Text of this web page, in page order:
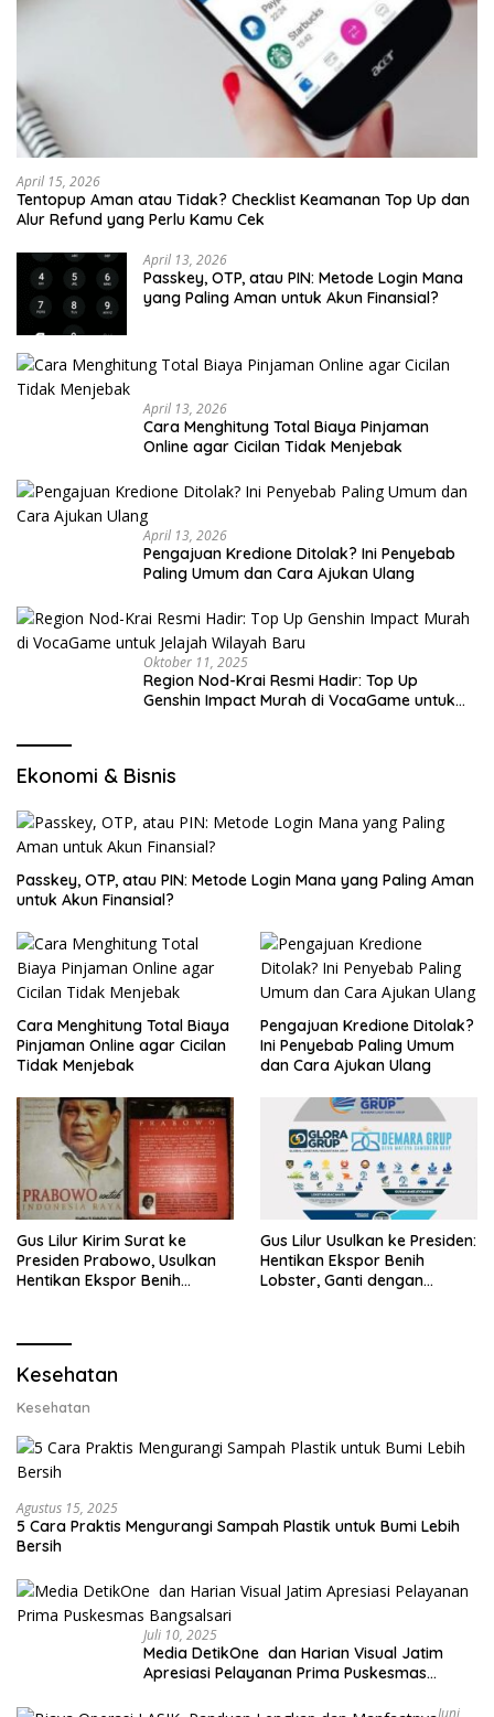
April 15, 2026
Tentopup Aman atau Tidak? Checklist Keamanan Top Up dan
Alur Refund yang Perlu Kamu Cek
April 13, 2026
Passkey, OTP, atau PIN: Metode Login Mana
yang Paling Aman untuk Akun Finansial?
April 13, 2026
Cara Menghitung Total Biaya Pinjaman
Online agar Cicilan Tidak Menjebak
April 13, 2026
Pengajuan Kredione Ditolak? Ini Penyebab
Paling Umum dan Cara Ajukan Ulang
Oktober 11, 2025
Region Nod-Krai Resmi Hadir: Top Up
Genshin Impact Murah di VocaGame untuk
Ekonomi & Bisnis
Passkey, OTP, atau PIN: Metode Login Mana yang Paling Aman
untuk Akun Finansial?
Cara Menghitung Total Biaya
Pinjaman Online agar Cicilan
Tidak Menjebak
Pengajuan Kredione Ditolak?
Ini Penyebab Paling Umum
dan Cara Ajukan Ulang
Gus Lilur Kirim Surat ke
Presiden Prabowo, Usulkan
Hentikan Ekspor Benih
Gus Lilur Usulkan ke Presiden:
Hentikan Ekspor Benih
Lobster, Ganti dengan
Kesehatan
Kesehatan
Agustus 15, 2025
5 Cara Praktis Mengurangi Sampah Plastik untuk Bumi Lebih
Bersih
Juli 10, 2025
Media DetikOne dan Harian Visual Jatim
Apresiasi Pelayanan Prima Puskesmas
Juni